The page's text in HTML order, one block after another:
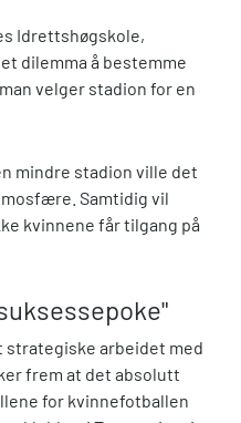
Idrettshøgskole,
dilemma å bestemme
velger stadion for en
mindre stadion ville det
Samtidig vil
kvinnene får tilgang på
strategiske arbeidet med
frem at det absolutt
for kvinnefotballen